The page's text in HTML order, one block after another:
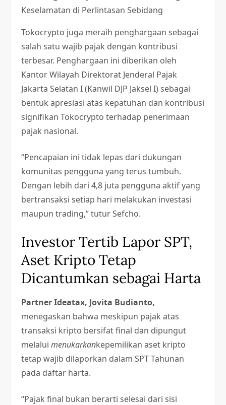
Keselamatan di Perlintasan Sebidang
Tokocrypto juga meraih penghargaan sebagai
salah satu wajib pajak dengan kontribusi
terbesar. Penghargaan ini diberikan oleh
Kantor Wilayah Direktorat Jenderal Pajak
Jakarta Selatan I (Kanwil DJP Jaksel I) sebagai
bentuk apresiasi atas kepatuhan dan kontribusi
signifikan Tokocrypto terhadap penerimaan
pajak nasional.
“Pencapaian ini tidak lepas dari dukungan
komunitas pengguna yang terus tumbuh.
Dengan lebih dari 4,8 juta pengguna aktif yang
bertransaksi setiap hari melakukan investasi
maupun trading,” tutur Sefcho.
Investor Tertib Lapor SPT,
Aset Kripto Tetap
Dicantumkan sebagai Harta
Partner Ideatax, Jovita Budianto,
menegaskan bahwa meskipun pajak atas
transaksi kripto bersifat final dan dipungut
melaluimenukarkankepemilikan aset kripto
tetap wajib dilaporkan dalam SPT Tahunan
pada daftar harta.
“Pajak final bukan berarti selesai dari sisi